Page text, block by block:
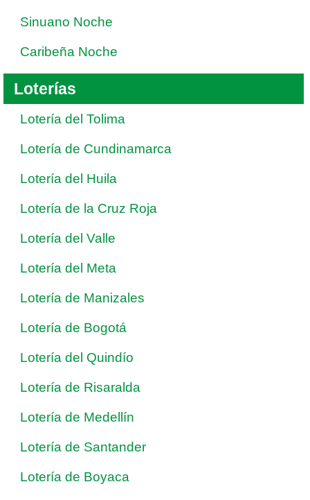
Sinuano Noche
Caribeña Noche
Loterías
Lotería del Tolima
Lotería de Cundinamarca
Lotería del Huila
Lotería de la Cruz Roja
Lotería del Valle
Lotería del Meta
Lotería de Manizales
Lotería de Bogotá
Lotería del Quindío
Lotería de Risaralda
Lotería de Medellín
Lotería de Santander
Lotería de Boyaca